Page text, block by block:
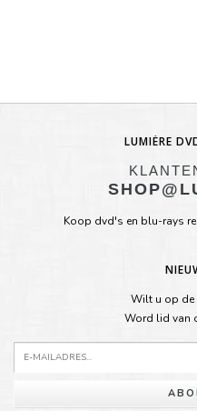
LUMIÈRE
Koop dvd's en blu-rays
Wilt u op de
Word lid van